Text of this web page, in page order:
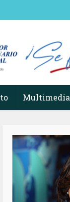
Multimedia